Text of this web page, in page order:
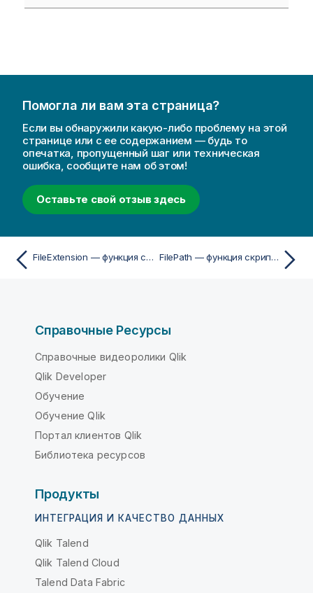
Помогла ли вам эта страница?
Если вы обнаружили какую-либо проблему на этой
странице или с ее содержанием — будь то
опечатка, пропущенный шаг или техническая
ошибка, сообщите нам об этом!
Оставьте свой отзыв здесь
FileExtension — функция скрипта FilePath — функция скрипта
Справочные Ресурсы
Справочные видеоролики Qlik
Qlik Developer
Обучение
Обучение Qlik
Портал клиентов Qlik
Библиотека ресурсов
Продукты
ИНТЕГРАЦИЯ И КАЧЕСТВО ДАННЫХ
Qlik Talend
Qlik Talend Cloud
Talend Data Fabric